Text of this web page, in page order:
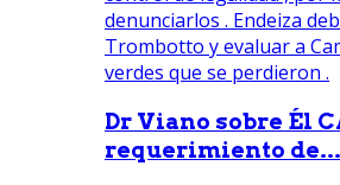
Dr Viano sobre Él
requerimiento de...